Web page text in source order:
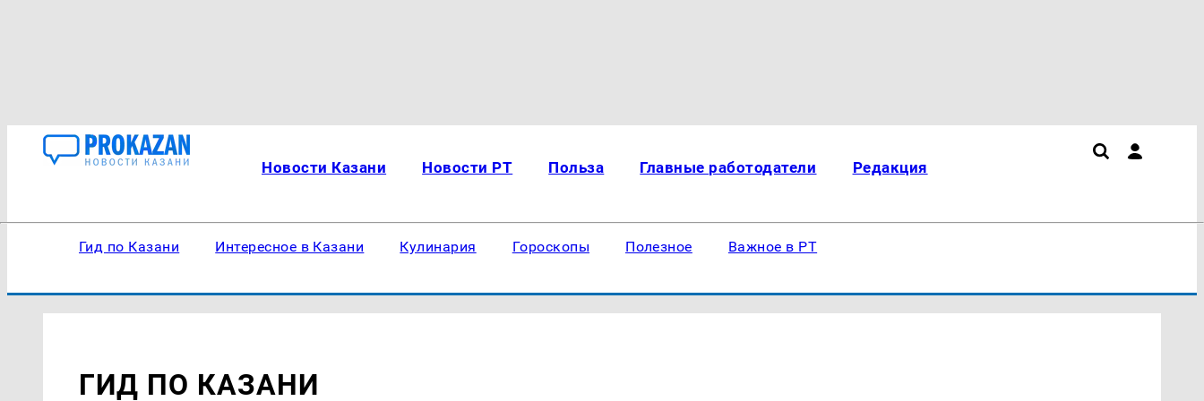
Новости Казани Новости РТ Польза Главные работодатели Редакция
Гид по Казани Интересное в Казани Кулинария Гороскопы Полезное Важное в РТ
ГИД ПО КАЗАНИ